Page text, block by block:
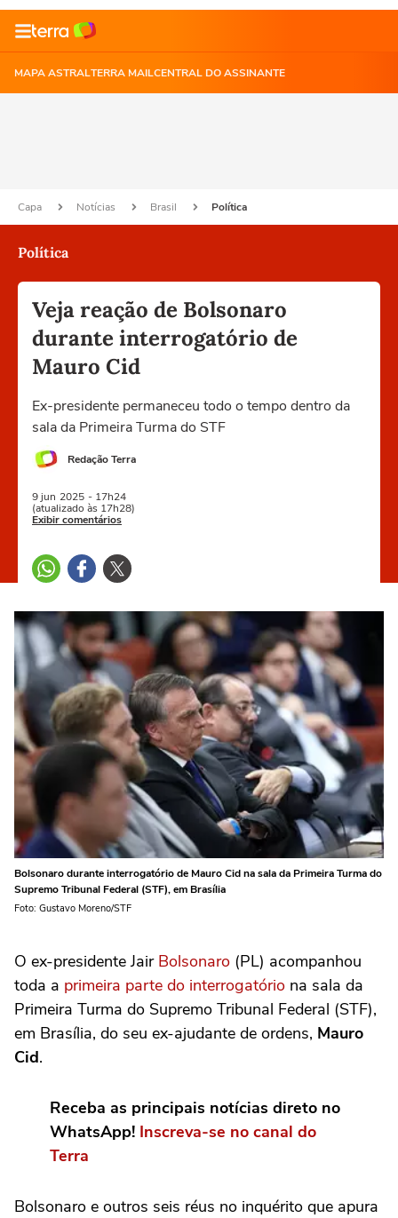
MAPA ASTRALTERRA MAILCENTRAL DO ASSINANTE
Capa Notícias Brasil Política
Política
Veja reação de Bolsonaro
durante interrogatório de
Mauro Cid
Ex-presidente permaneceu todo o tempo dentro da
sala da Primeira Turma do STF
Redação Terra
9 jun 2025 - 17h24
(atualizado às 17h28)
Exibir comentários
Bolsonaro durante interrogatório de Mauro Cid na sala da Primeira Turma do
Supremo Tribunal Federal (STF), em Brasília
Foto: Gustavo Moreno/STF
O ex-presidente Jair Bolsonaro (PL) acompanhou
toda a primeira parte do interrogatório na sala da
Primeira Turma do Supremo Tribunal Federal (STF),
em Brasília, do seu ex-ajudante de ordens, Mauro
Cid.
Receba as principais notícias direto no
WhatsApp! Inscreva-se no canal do
Terra
Bolsonaro e outros seis réus no inquérito que apura